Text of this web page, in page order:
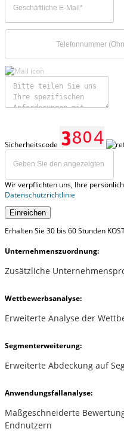
Sicherheitscode
Wir verpflichten uns, Ihre
Datenschutzrichtlinie
Einreichen
Erhalten Sie 30 bis 60 Stunden
Unternehmenszuordnung:
Zusätzliche
Wettbewerbsanalyse:
Erweiterte Analyse der
Segmenterweiterung:
Erweiterte Abdeckung auf
Anwendungsfallanalyse:
Maßgeschneiderte
Endnutzern